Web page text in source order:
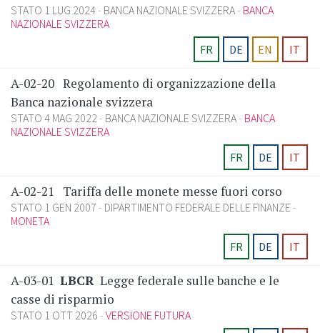
STATO 1 LUG 2024 BANCA NAZIONALE SVIZZERA BANCA
NAZIONALE SVIZZERA
FR
DE EN IT
A-02-20 Regolamento di organizzazione della
Banca nazionale svizzera
STATO 4 MAG 2022 BANCA NAZIONALE SVIZZERA BANCA
NAZIONALE SVIZZERA
FR
DE IT
A-02-21 Tariffa delle monete messe fuori corso
STATO 1 GEN 2007
DIPARTIMENTO FEDERALE DELLE FINANZE
MONETA
FR
DE IT
A-03-01 LBCR Legge federale sulle banche e le
casse di risparmio
STATO 1 OTT 2026 VERSIONE FUTURA